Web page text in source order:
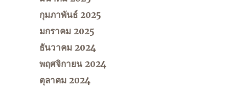
กุมภาพันธ์ 2025
มกราคม 2025
ธันวาคม 2024
พฤศจิกายน 2024
ตุลาคม 2024